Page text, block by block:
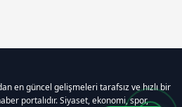
en güncel gelişmeleri tarafsız ve hızlı bir
portalıdır. Siyaset, ekonomi, spor,